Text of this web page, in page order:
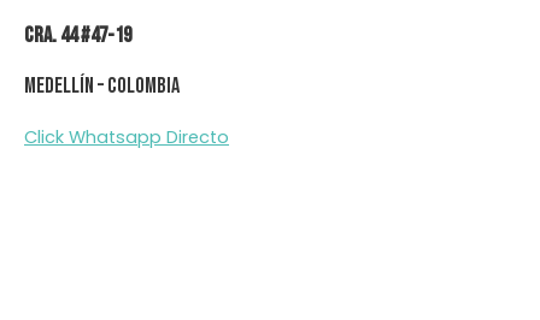
Cra. 44 #47-19
Medellín – Colombia
Click Whatsapp Directo